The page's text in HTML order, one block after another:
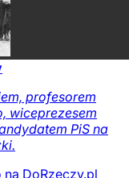
profesorem
wiceprezesem
PiS na
na DoRzeczy.pl